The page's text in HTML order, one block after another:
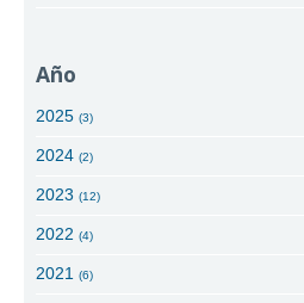
Año
2025(3)
2024(2)
2023(12)
2022(4)
2021(6)